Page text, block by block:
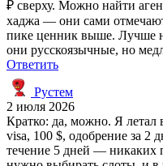
₽ сверху. Можно найти
хаджа — они сами
пике ценник выше. Лучше
они русскоязычные, но
Ответить
Рустем
2 июля 2026
Кратко: да, можно. Я летал
visa, 100 $, одобрение за 2
течение 5 дней — никаких